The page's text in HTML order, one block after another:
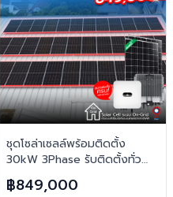
ชุดโซล่าเซลล์พร้อมติดตั้ง
30kW 3Phase รับติดตั้งทั่ว
ประเทศไทย
฿849,000